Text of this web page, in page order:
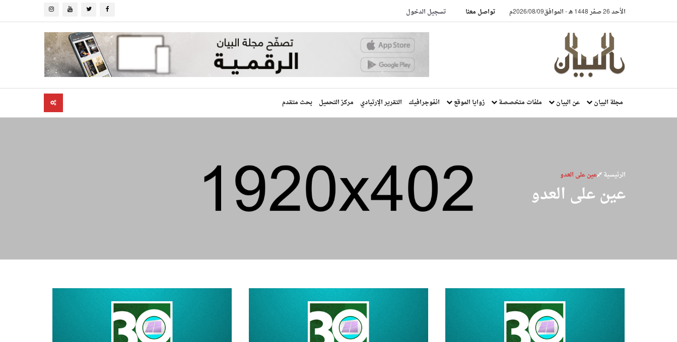
الأحد 26 صفر 1448 هـ -الموافق2026/08/09م تواصل معنا تسجيل الدخول
مجلة البيان عن البيان ملفات متخصصة زوايا الموقع انفوجرافيك التقرير الإرتيادي مركز التحميل بحث متقدم
الرئيسية عين على العدو
عين على العدو